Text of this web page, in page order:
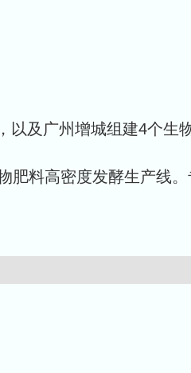
及广州增城组建4个生
料高密度发酵生产线